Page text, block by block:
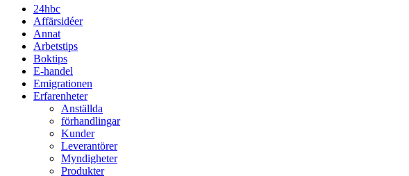
24hbc
Affärsidéer
Annat
Arbetstips
Boktips
E-handel
Emigrationen
Erfarenheter
Anställda
förhandlingar
Kunder
Leverantörer
Myndigheter
Produkter